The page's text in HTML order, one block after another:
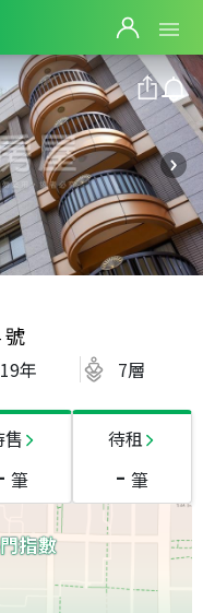
號
19年 7層
售
筆
待租
- 筆